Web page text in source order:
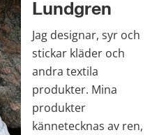
Lundgren
Jag designar, syr och
stickar kläder och
andra textila
produkter. Mina
produkter
kännetecknas av ren,